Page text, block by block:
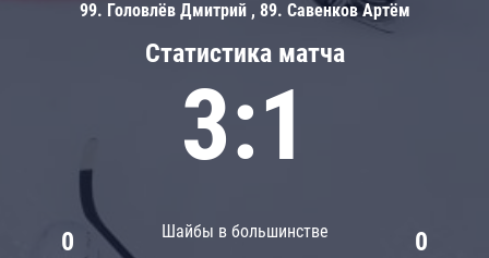
Статистика матча
3:1
Шайбы в большинстве
0 0
99. Головлёв Дмитрий , 89. Савенков Артём